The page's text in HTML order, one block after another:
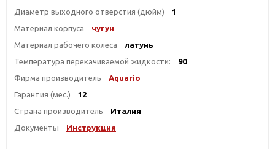
Диаметр выходного отверстия (дюйм)
1
Материал корпуса
чугун
Материал рабочего колеса
латунь
Температура перекачиваемой жидкости:
90
Фирма производитель
Aquario
Гарантия (мес.)
12
Страна производитель
Италия
Документы
Инструкция